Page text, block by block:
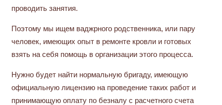
проводить занятия.
Поэтому мы ищем ваджрного родственника, или пару
человек, имеющих опыт в ремонте кровли и готовых
взять на себя помощь в организации этого процесса.
Нужно будет найти нормальную бригаду, имеющую
официальную лицензию на проведение таких работ и
принимающую оплату по безналу с расчетного счета